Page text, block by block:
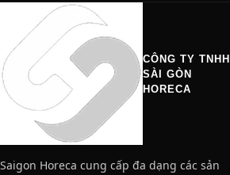
CÔNG TY TNHH
SÀI GÒN
HORECA
Saigon Horeca cung cấp đa dạng các sản